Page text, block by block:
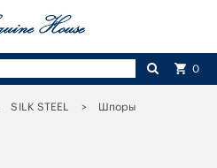
0
SILK STEEL
Шпоры